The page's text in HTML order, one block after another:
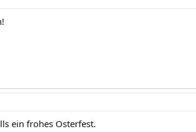
ein frohes Osterfest.